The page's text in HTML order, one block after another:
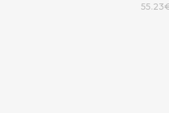
55.23